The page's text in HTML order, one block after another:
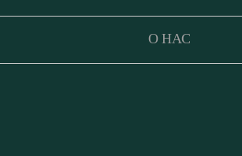
О НАС